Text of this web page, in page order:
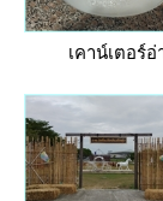
เคาน์เตอร์